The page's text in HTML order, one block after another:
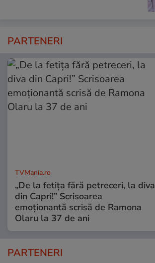
PARTENERI
TVMania.ro
„De la fetița fără petreceri, la diva
din Capri!” Scrisoarea
emoționantă scrisă de Ramona
Olaru la 37 de ani
PARTENERI